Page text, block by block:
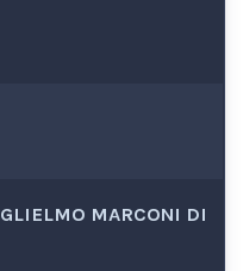
MARCONI DI